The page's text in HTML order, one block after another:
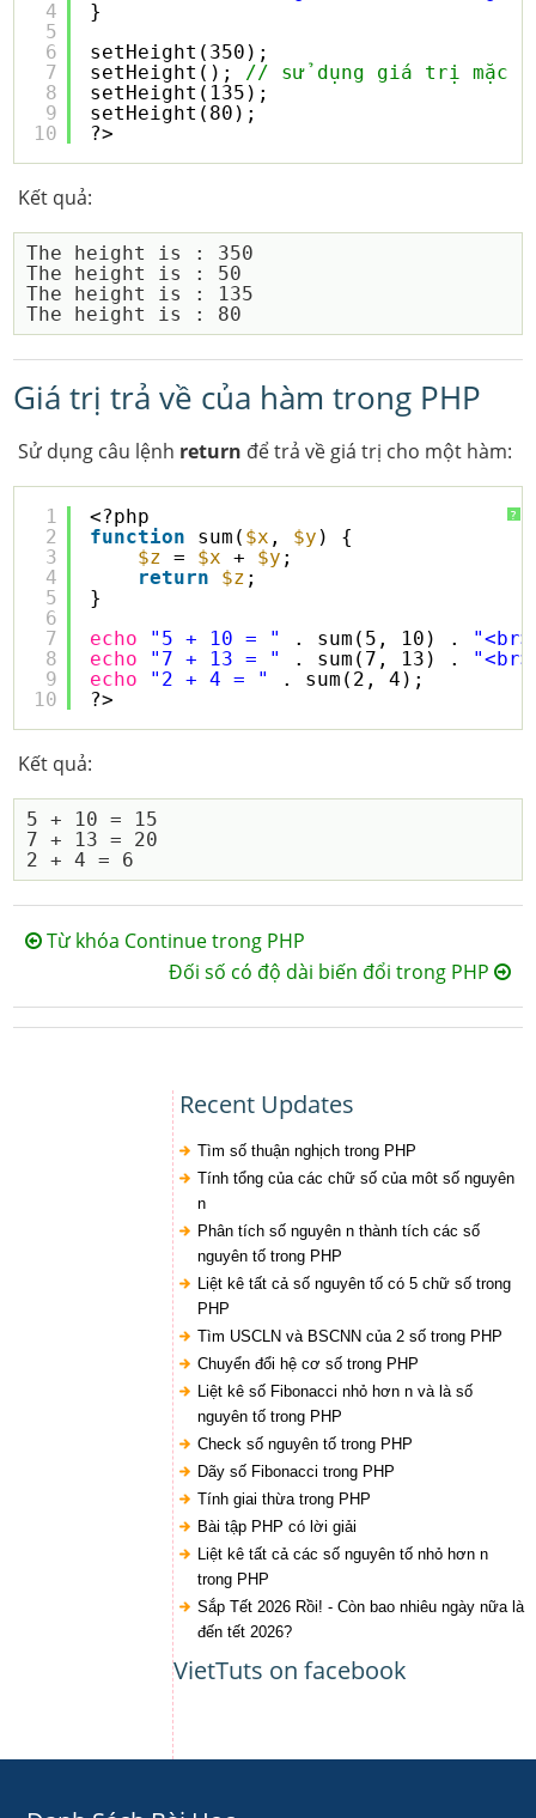
4
5
6
7
8
9
10
}
setHeight(350);
setHeight(); // sử dụng giá trị mặc
setHeight(135);
setHeight(80);
?>
Kết quả:
The height is : 350
The height is : 50
The height is : 135
Giá trị trả về của hàm trong PHP
Sử dụng câu lệnh return để trả về giá trị cho một hàm:
?
1
2
3
4
5
6
7
8
9
10
<?php
function
sum( $x , $y ) {
$z
= $x + $y ;
return
$z ;
}
echo
"5 + 10 = " . sum(5, 10) .
echo
"7 + 13 = " . sum(7, 13) .
echo
"2 + 4 = "
. sum(2, 4);
?>
Kết quả:
5 + 10 = 15
7 + 13 = 20
Từ khóa Continue trong PHP
Đối số có độ dài biến đổi trong PHP
Recent Updates
Tìm số thuận nghịch trong PHP
Tính tổng của các chữ số của môt số nguyên
n
Phân tích số nguyên n thành tích các số
nguyên tố trong PHP
Liệt kê tất cả số nguyên tố có 5 chữ số trong
PHP
Tìm USCLN và BSCNN của 2 số trong PHP
Chuyển đổi hệ cơ số trong PHP
Liệt kê số Fibonacci nhỏ hơn n và là số
nguyên tố trong PHP
Check số nguyên tố trong PHP
Dãy số Fibonacci trong PHP
Tính giai thừa trong PHP
Bài tập PHP có lời giải
Liệt kê tất cả các số nguyên tố nhỏ hơn n
trong PHP
Sắp Tết 2026 Rồi! - Còn bao nhiêu ngày nữa là
đến tết 2026?
VietTuts on facebook